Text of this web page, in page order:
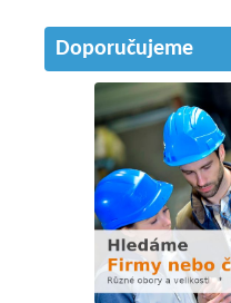
Doporučujeme